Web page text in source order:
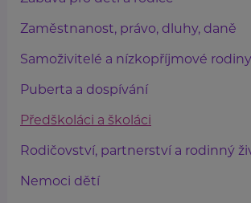
Zaměstnanost, právo, dluhy, daně
Samoživitelé a nízkopříjmové rodiny
Puberta a dospívání
Předškoláci a školáci
Rodičovství, partnerství a rodinný
Nemoci dětí